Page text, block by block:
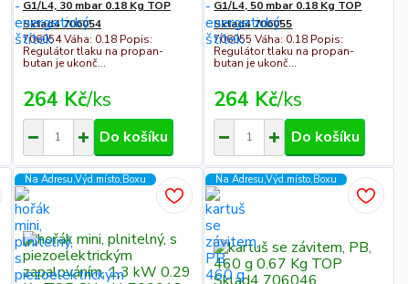
G1/L4, 30 mbar 0.18 Kg TOP
Sklad4 706054
706054 Váha: 0.18 Popis:
Regulátor tlaku na propan-
butan je ukonč...
264 Kč/ks
Do košíku
G1/L4, 50 mbar 0.18 Kg TOP
Sklad4 706055
706055 Váha: 0.18 Popis:
Regulátor tlaku na propan-
butan je ukonč...
264 Kč/ks
Do košíku
Na Adresu,Výd.místo,Boxu Na Adresu,Výd.místo,Boxu